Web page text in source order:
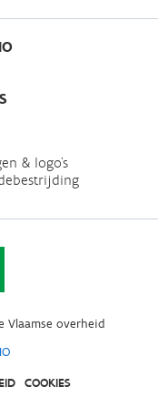
& logo's
Vlaamse overheid
COOKIES